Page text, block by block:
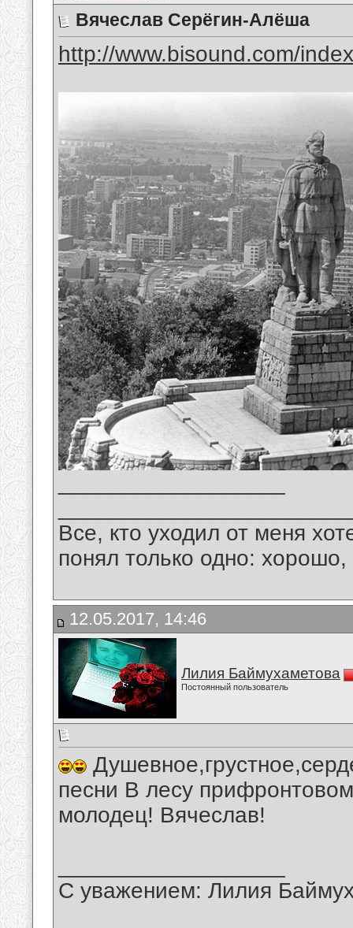
Вячеслав Серёгин-Алёша
http://www.bisound.com/
Все, кто уходил от меня
понял только одно:
12.05.2017, 14:46
Лилия Баймухаметова
Постоянный пользователь
песни В лесу
молодец! Вячеслав!
С уважением: Лилия